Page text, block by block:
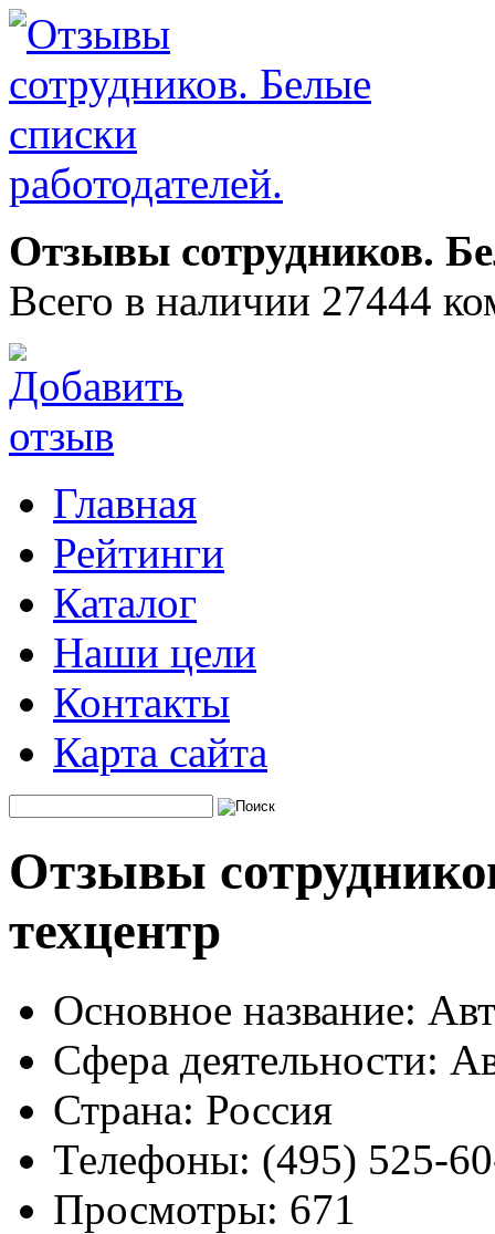
Отзывы сотрудников.
Всего в наличии 27444
Главная
Рейтинги
Каталог
Наши цели
Контакты
Карта сайта
Отзывы
техцентр
Основное название:
Сфера деятельности:
Страна: Россия
Телефоны: (495) 525-
Просмотры: 671